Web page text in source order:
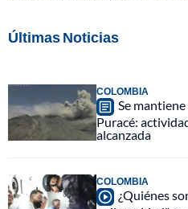
Últimas Noticias
COLOMBIA
Se
Puracé:
alcanzada
COLOMBIA
¿Quiénes